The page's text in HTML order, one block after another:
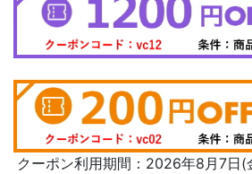
クーポン利用期間：2026年8月7日